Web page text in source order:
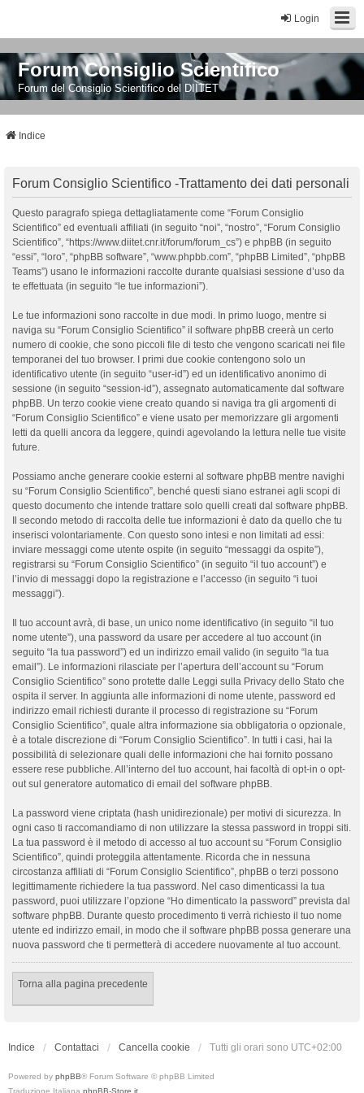
Login
Forum Consiglio Scientifico
Forum del Consiglio Scientifico del DIITET
Indice
Forum Consiglio Scientifico -Trattamento dei dati personali
Questo paragrafo spiega dettagliatamente come “Forum Consiglio
Scientifico” ed eventuali affiliati (in seguito “noi”, “nostro”, “Forum Consiglio
Scientifico”, “https://www.diitet.cnr.it/forum/forum_cs”) e phpBB (in seguito
“essi”, “loro”, “phpBB software”, “www.phpbb.com”, “phpBB Limited”, “phpBB
Teams”) usano le informazioni raccolte durante qualsiasi sessione d’uso da
te effettuata (in seguito “le tue informazioni”).
Le tue informazioni sono raccolte in due modi. In primo luogo, mentre si
naviga su “Forum Consiglio Scientifico” il software phpBB creerà un certo
numero di cookie, che sono piccoli file di testo che vengono scaricati nei file
temporanei del tuo browser. I primi due cookie contengono solo un
identificativo utente (in seguito “user-id”) ed un identificativo anonimo di
sessione (in seguito “session-id”), assegnato automaticamente dal software
phpBB. Un terzo cookie viene creato quando si naviga tra gli argomenti di
“Forum Consiglio Scientifico” e viene usato per memorizzare gli argomenti
letti da quelli ancora da leggere, quindi agevolando la lettura nelle tue visite
future.
Possiamo anche generare cookie esterni al software phpBB mentre navighi
su “Forum Consiglio Scientifico”, benché questi siano estranei agli scopi di
questo documento che intende trattare solo quelli creati dal software phpBB.
Il secondo metodo di raccolta delle tue informazioni è dato da quello che tu
inserisci volontariamente. Con questo sono intesi e non limitati ad essi:
inviare messaggi come utente ospite (in seguito “messaggi da ospite”),
registrarsi su “Forum Consiglio Scientifico” (in seguito “il tuo account”) e
l’invio di messaggi dopo la registrazione e l’accesso (in seguito “i tuoi
messaggi”).
Il tuo account avrà, di base, un unico nome identificativo (in seguito “il tuo
nome utente”), una password da usare per accedere al tuo account (in
seguito “la tua password”) ed un indirizzo email valido (in seguito “la tua
email”). Le informazioni rilasciate per l’apertura dell’account su “Forum
Consiglio Scientifico” sono protette dalle Leggi sulla Privacy dello Stato che
ospita il server. In aggiunta alle informazioni di nome utente, password ed
indirizzo email richiesti durante il processo di registrazione su “Forum
Consiglio Scientifico”, quale altra informazione sia obbligatoria o opzionale,
è a totale discrezione di “Forum Consiglio Scientifico”. In tutti i casi, hai la
possibilità di selezionare quali delle informazioni che hai fornito possano
essere rese pubbliche. All’interno del tuo account, hai facoltà di opt-in o opt-
out sul generatore automatico di email del software phpBB.
La password viene criptata (hash unidirezionale) per motivi di sicurezza. In
ogni caso ti raccomandiamo di non utilizzare la stessa password in troppi siti.
La tua password è il metodo di accesso al tuo account su “Forum Consiglio
Scientifico”, quindi proteggila attentamente. Ricorda che in nessuna
circostanza affiliati di “Forum Consiglio Scientifico”, phpBB o terzi possono
legittimamente richiedere la tua password. Nel caso dimenticassi la tua
password, puoi utilizzare l’opzione “Ho dimenticato la password” prevista dal
software phpBB. Durante questo procedimento ti verrà richiesto il tuo nome
utente ed indirizzo email, in modo che il software phpBB possa generare una
nuova password che ti permetterà di accedere nuovamente al tuo account.
Torna alla pagina precedente
Indice Contattaci Cancella cookie Tutti gli orari sono UTC+02:00
Powered by phpBB® Forum Software © phpBB Limited
Traduzione Italiana phpBB-Store.it